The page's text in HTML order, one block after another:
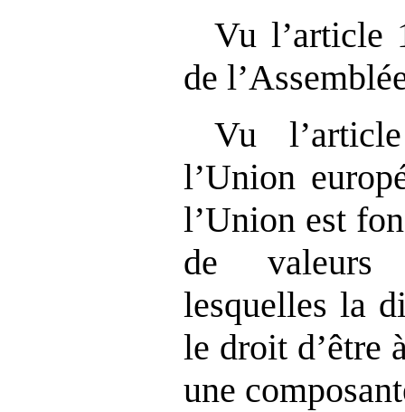
Vu l’article
de
Vu
l’Union
l’Union est
de valeurs
lesquelles la
le droit d’être
une